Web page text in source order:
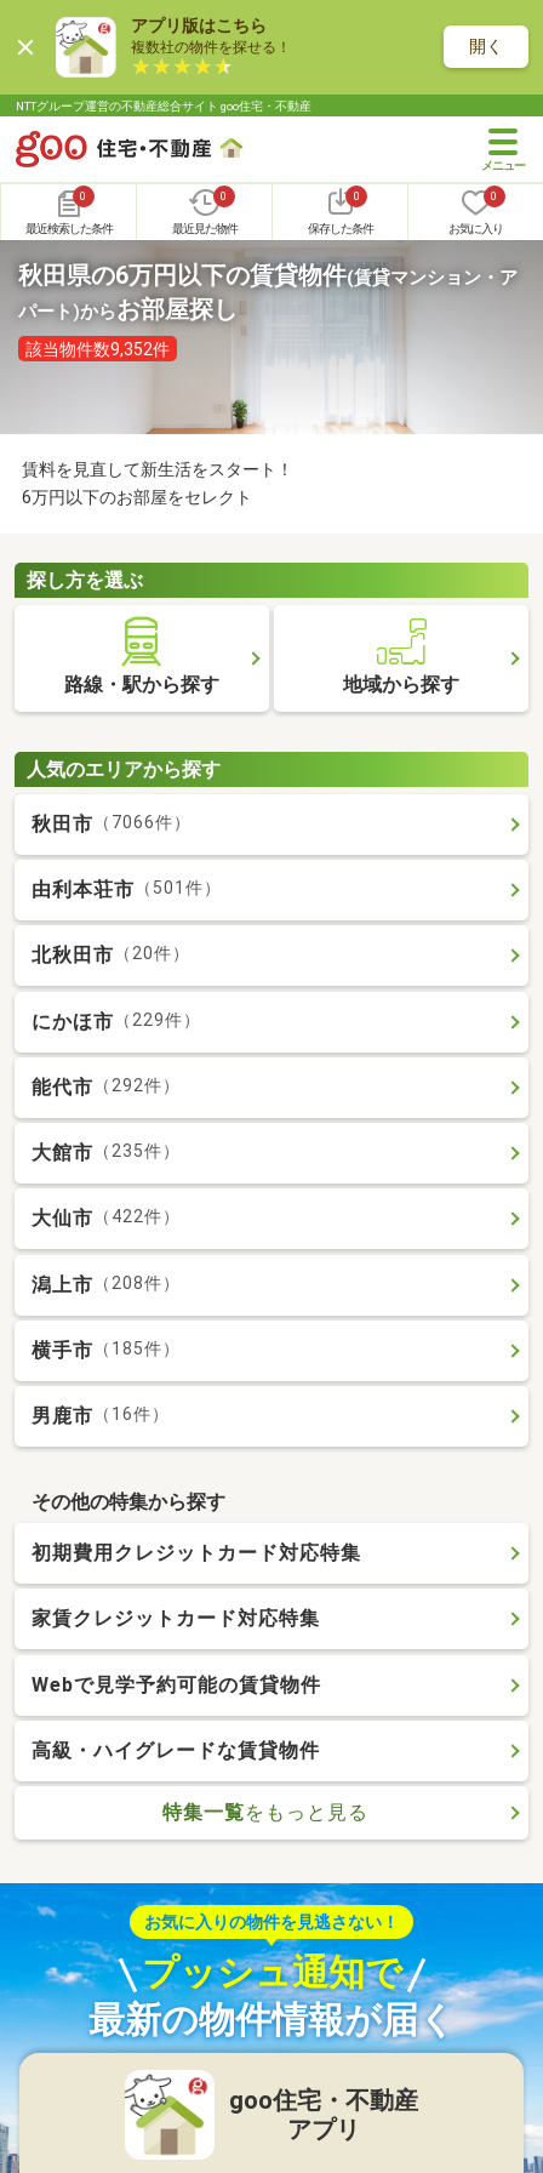
アプリ版はこちら
複数社の物件を探せる！ 開く
NTTグループ運営の不動産総合サイト goo住宅・不動産
0
最近検索した条件
0
最近見た物件
0
保存した条件
0
お気に入り
秋田県の6万円以下の賃貸物件(賃貸マンション・ア
パート)からお部屋探し
該当物件数9,352件
賃料を見直して新生活をスタート！
6万円以下のお部屋をセレクト
探し方を選ぶ
路線・駅から探す 地域から探す
人気のエリアから探す
秋田市 （7066件）
由利本荘市 （501件）
北秋田市 （20件）
にかほ市 （229件）
能代市 （292件）
大館市 （235件）
大仙市 （422件）
潟上市 （208件）
横手市 （185件）
男鹿市 （16件）
その他の特集から探す
初期費用クレジットカード対応特集
家賃クレジットカード対応特集
Webで見学予約可能の賃貸物件
高級・ハイグレードな賃貸物件
特集一覧をもっと見る
お気に入りの物件を見逃さない！
プッシュ通知で
最新の物件情報が届く
goo住宅・不動産
アプリ